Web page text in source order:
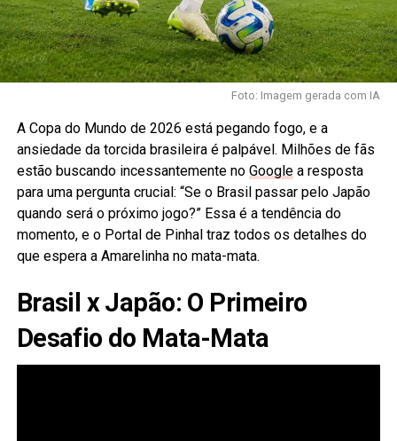
Foto: Imagem gerada com IA
A Copa do Mundo de 2026 está pegando fogo, e a
ansiedade da torcida brasileira é palpável. Milhões de fãs
estão buscando incessantemente no Googlea resposta
para uma pergunta crucial: “Se o Brasil passar pelo Japão
quando será o próximo jogo?” Essa é a tendência do
momento, e o Portal de Pinhal traz todos os detalhes do
que espera a Amarelinha no mata-mata.
Brasil x Japão: O Primeiro
Desafio do Mata-Mata